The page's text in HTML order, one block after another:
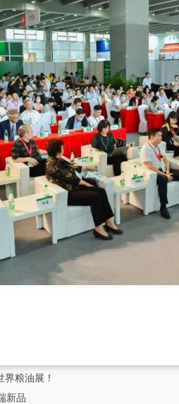
粮油展！
新品